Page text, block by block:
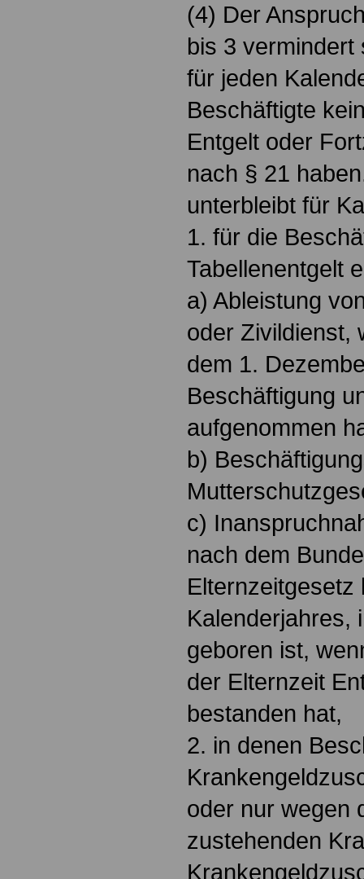
(4) Der
bis 3 vermindert
für jeden
Beschäftigte
Entgelt oder
nach § 21
unterbleibt für
1. für die
Tabellenentgelt
a) Ableistung
oder Zivildienst,
dem 1.
Beschäftigung
aufgenommen
b)
c)
nach dem
Elternzeitgesetz
Kalenderjahres,
geboren ist,
der Elternzeit
bestanden hat,
2. in denen
oder nur wegen
zustehenden